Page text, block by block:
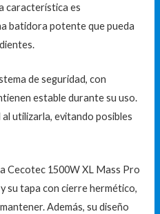
característica es
batidora potente que pueda
de seguridad, con
estable durante su uso.
utilizarla, evitando posibles
Cecotec 1500W XL Mass Pro
su tapa con cierre hermético,
Además, su diseño